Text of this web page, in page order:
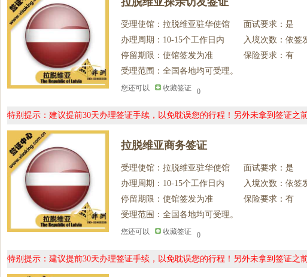
受理使馆：拉脱维亚驻华使馆
面试要求：是
办理周期：10-15个工作日内
入境次数：依签
停留期限：使馆签发为准
保险要求：有
受理范围：全国各地均可受理。
您还可以 收藏签证 0
特别提示：建议提前30天办理签证手续，以免耽误您的行程！另外未拿到签证之
拉脱维亚商务签证
受理使馆：拉脱维亚驻华使馆
面试要求：是
办理周期：10-15个工作日内
入境次数：依签
停留期限：使馆签发为准
保险要求：有
受理范围：全国各地均可受理。
您还可以 收藏签证 0
特别提示：建议提前30天办理签证手续，以免耽误您的行程！另外未拿到签证之